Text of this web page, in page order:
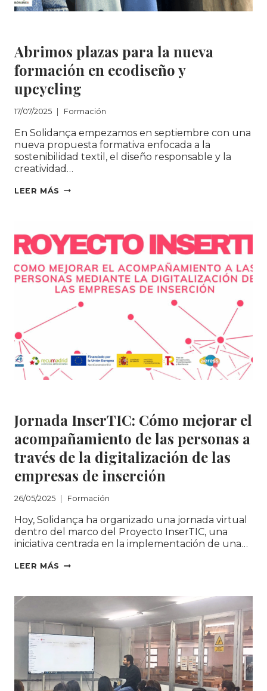
Abrimos plazas para la nueva
formación en ecodiseño y
upcycling
17/07/2025 Formación
En Solidança empezamos en septiembre con una
nueva propuesta formativa enfocada a la
sostenibilidad textil, el diseño responsable y la
creatividad…
LEER MÁS ABRIMOS
NUEVA
FORMACIÓN
ECODISEÑO
Y
Jornada InserTIC: Cómo mejorar el
acompañamiento de las personas a
través de la digitalización de las
empresas de inserción
26/05/2025 Formación
Hoy, Solidança ha organizado una jornada virtual
dentro del marco del Proyecto InserTIC, una
iniciativa centrada en la implementación de una…
LEER MÁS JORNADA
ACOMPAÑAMIENTO
DE
LAS
PERSONAS
A
TRAVÉS